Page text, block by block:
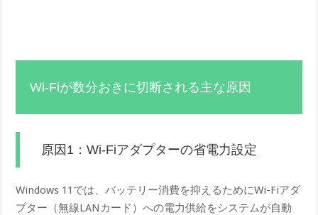
Wi-Fiが数分おきに切断される主な原因
原因1：Wi-Fiアダプターの省電力設定
Windows 11では、バッテリー消費を抑えるためにWi-Fiアダ
プター（無線LANカード）への電力供給をシステムが自動